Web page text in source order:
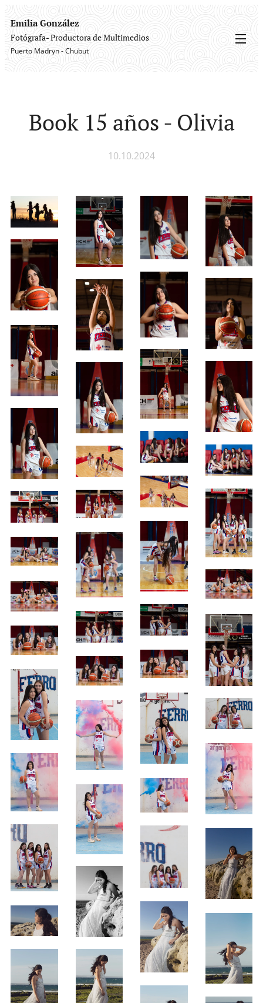
Emilia González
Fotógrafa- Productora de Multimedios
Puerto Madryn - Chubut
Book 15 años - Olivia
10.10.2024